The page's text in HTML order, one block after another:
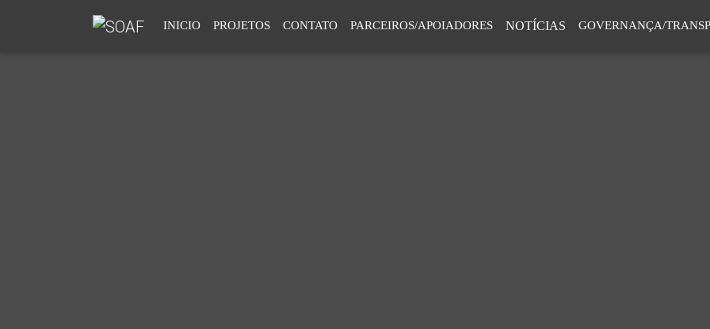
INICIO PROJETOS CONTATO PARCEIROS/APOIADORES NOTÍCIAS GOVERNANÇA/